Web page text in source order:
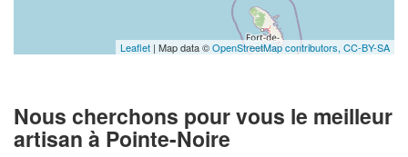
Leaflet | Map data ©OpenStreetMap contributors, CC-BY-SA
Nous cherchons pour vous le meilleur
artisan à Pointe-Noire